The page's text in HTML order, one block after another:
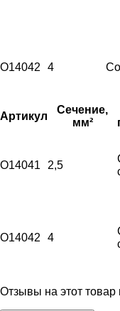
O14042 4
Артикул
Сечение,
мм²
O14041 2,5
O14042 4
Отзывы на этот товар